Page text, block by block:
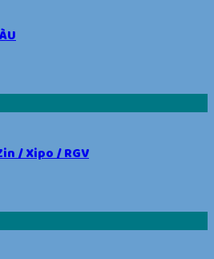
/ Xipo / RGV